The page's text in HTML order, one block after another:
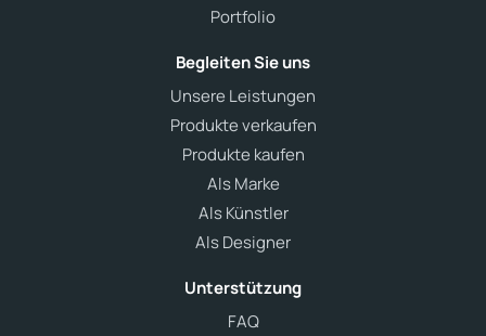
Portfolio
Begleiten Sie uns
Unsere Leistungen
Produkte verkaufen
Produkte kaufen
Als Marke
Als Künstler
Als Designer
Unterstützung
FAQ